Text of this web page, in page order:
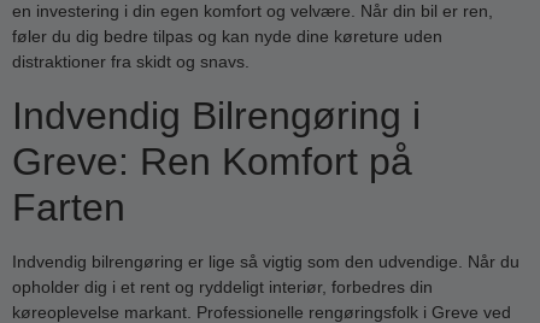
en investering i din egen komfort og velvære. Når din bil er ren,
føler du dig bedre tilpas og kan nyde dine køreture uden
distraktioner fra skidt og snavs.
Indvendig Bilrengøring i
Greve: Ren Komfort på
Farten
Indvendig bilrengøring er lige så vigtig som den udvendige. Når du
opholder dig i et rent og ryddeligt interiør, forbedres din
køreoplevelse markant. Professionelle rengøringsfolk i Greve ved